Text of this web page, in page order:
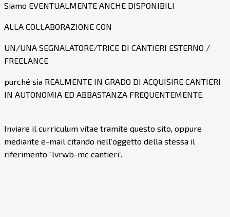
Siamo EVENTUALMENTE ANCHE DISPONIBILI
ALLA COLLABORAZIONE CON
UN/UNA SEGNALATORE/TRICE DI CANTIERI ESTERNO /
FREELANCE
purché sia REALMENTE IN GRADO DI ACQUISIRE CANTIERI
IN AUTONOMIA ED ABBASTANZA FREQUENTEMENTE.
Inviare il curriculum vitae tramite questo sito, oppure
mediante e-mail citando nell’oggetto della stessa il
riferimento “lvrwb-mc cantieri”.